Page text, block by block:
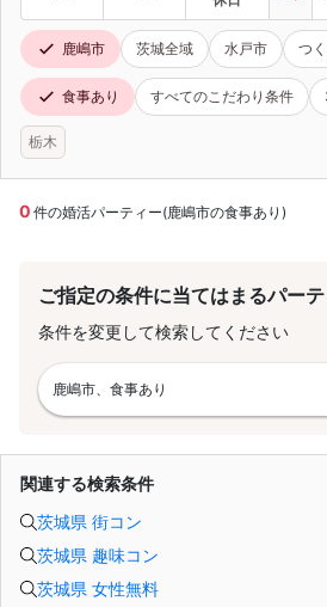
鹿嶋市 茨城全域 水戸市 つ
食事あり すべてのこだわり条件
栃木
0 件の婚活パーティー(鹿嶋市の食事あり)
ご指定の条件に当てはまるパー
条件を変更して検索してください
鹿嶋市、食事あり
関連する検索条件
茨城県 街コン
茨城県 趣味コン
茨城県 女性無料